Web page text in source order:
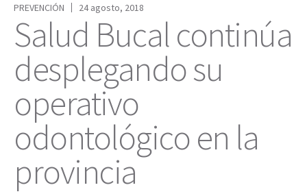
PREVENCIÓN
24 agosto, 2018
Salud Bucal continúa
desplegando su
operativo
odontológico en la
provincia